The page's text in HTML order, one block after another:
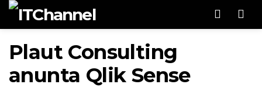
Plaut Consulting
anunta Qlik Sense